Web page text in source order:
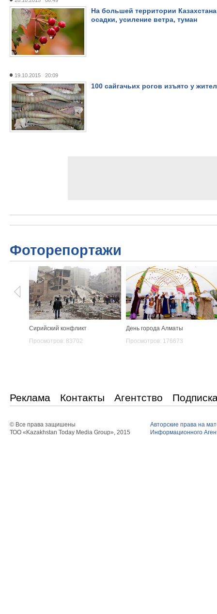
На большей территории
осадки, усиление ветра, туман
19.10.2015 20:09
100 сайгачьих рогов изъято у
Фоторепортажи
Сирийский конфликт
Просмотров: 83702
День города Алматы
Просмотров: 176673
Реклама Контакты Агентство
© Все права защишены
ТОО «Kazakhstan Today Media Group», 2015
Авторские права на
Информационного